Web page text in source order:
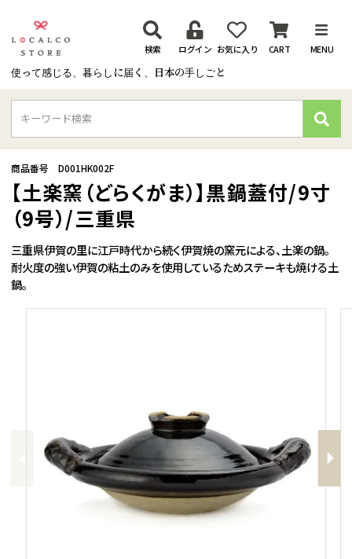
使って感じる、暮らしに届く、日本の手しごと
検索 ログイン お気に入り CART MENU
検
索
Previous
Next
三重県伊賀の里に江戸時代から続く伊賀焼の窯元による、土楽の鍋。
耐火度の強い伊賀の粘土のみを使用しているためステーキも焼ける土
鍋。
【土楽窯（どらくがま）】黒鍋蓋付/9寸
（9号）/三重県
商品番号 D001HK002F